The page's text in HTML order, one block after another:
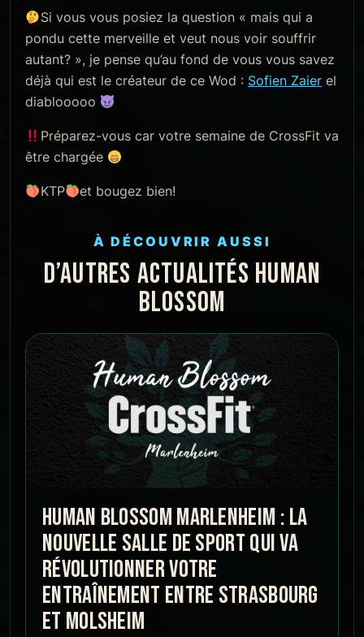
Si vous vous posiez la question « mais qui a
pondu cette merveille et veut nous voir souffrir
autant? », je pense qu’au fond de vous vous savez
déjà qui est le créateur de ce Wod : Sofien Zaier el
diablooooo
Préparez-vous car votre semaine de CrossFit va
être chargée
KTP et bougez bien!
À DÉCOUVRIR AUSSI
D’AUTRES ACTUALITÉS HUMAN
BLOSSOM
HUMAN BLOSSOM MARLENHEIM : LA
NOUVELLE SALLE DE SPORT QUI VA
RÉVOLUTIONNER VOTRE
ENTRAÎNEMENT ENTRE STRASBOURG
ET MOLSHEIM